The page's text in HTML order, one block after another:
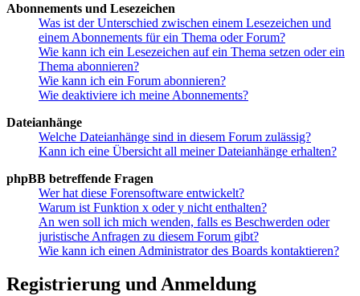
Abonnements und Lesezeichen
Was ist der Unterschied zwischen einem Lesezeichen und
einem Abonnements für ein Thema oder Forum?
Wie kann ich ein Lesezeichen auf ein Thema setzen oder ein
Thema abonnieren?
Wie kann ich ein Forum abonnieren?
Wie deaktiviere ich meine Abonnements?
Dateianhänge
Welche Dateianhänge sind in diesem Forum zulässig?
Kann ich eine Übersicht all meiner Dateianhänge erhalten?
phpBB betreffende Fragen
Wer hat diese Forensoftware entwickelt?
Warum ist Funktion x oder y nicht enthalten?
An wen soll ich mich wenden, falls es Beschwerden oder
juristische Anfragen zu diesem Forum gibt?
Wie kann ich einen Administrator des Boards kontaktieren?
Registrierung und Anmeldung